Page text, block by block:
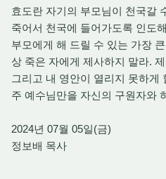
효도란 자기의 부모님이 천국갈
죽어서 천국에 들어가도록 인도
부모에게 해 드릴 수 있는 가장
상 죽은 자에게 제사하지 말라.
그리고 내 영안이 열리지 못하게
주 예수님만을 자신의 구원자와
2024년 07월 05일(금)
정보배 목사